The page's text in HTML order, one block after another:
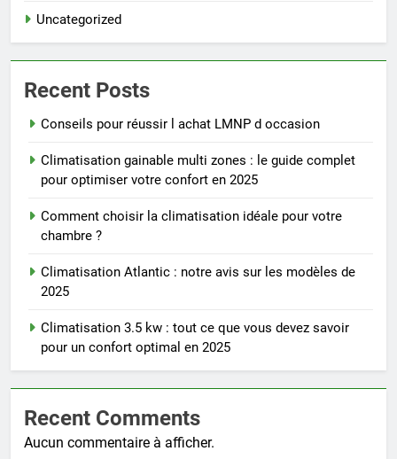
Uncategorized
Recent Posts
Conseils pour réussir l achat LMNP d occasion
Climatisation gainable multi zones : le guide complet
pour optimiser votre confort en 2025
Comment choisir la climatisation idéale pour votre
chambre ?
Climatisation Atlantic : notre avis sur les modèles de
2025
Climatisation 3.5 kw : tout ce que vous devez savoir
pour un confort optimal en 2025
Recent Comments
Aucun commentaire à afficher.